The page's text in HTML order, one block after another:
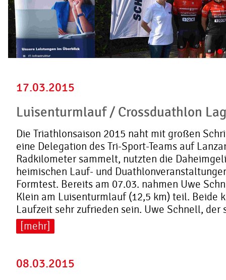
17.03.2015
Luisenturmlauf / Crossduathlon
Die Triathlonsaison 2015 naht mit großen
eine Delegation des Tri-Sport-Teams auf
Radkilometer sammelt, nutzten die
heimischen Lauf- und
Formtest. Bereits am 07.03. nahmen Uwe
Klein am Luisenturmlauf (12,5 km) teil. Beide
Laufzeit sehr zufrieden sein. Uwe Schnell, der
[mehr]
08.03.2015